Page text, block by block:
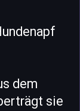
dem
sie